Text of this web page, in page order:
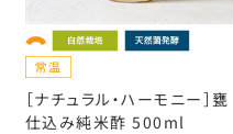
［ナチュラル・ハーモニー］甕
仕込み純米酢 500ml